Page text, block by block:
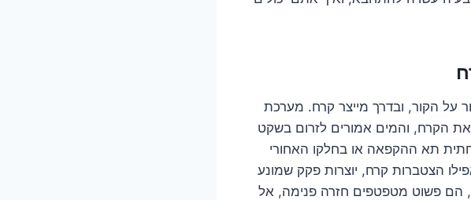
על הקור, ובדרך מייצר קרח. מערכת
הקרח, והמים אמורים לזרום בשקט
תא ההקפאה או בחלקו האחורי
הצטברות קרח, יוצרות פקק שמונע
הם פשוט מטפטפים חזרה פנימה, אל